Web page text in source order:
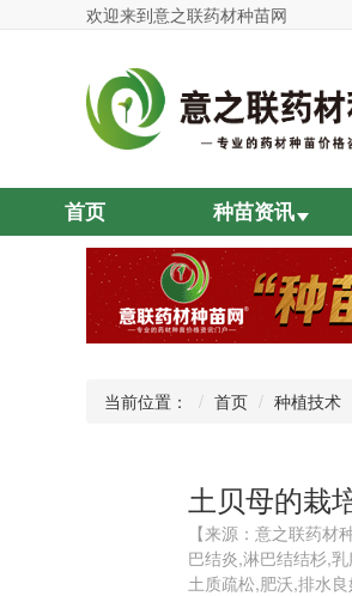
欢迎来到意之联药材种苗网
首页 种苗资讯
当前位置： 首页 种植技术
土贝母的栽
【来源：意之联药
巴结炎,淋巴结结杉,
土质疏松,肥沃,排水